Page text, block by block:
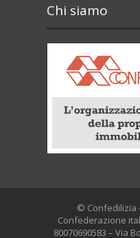
Chi siamo
© Confedilizia
Confederazione
80070690583 – Via